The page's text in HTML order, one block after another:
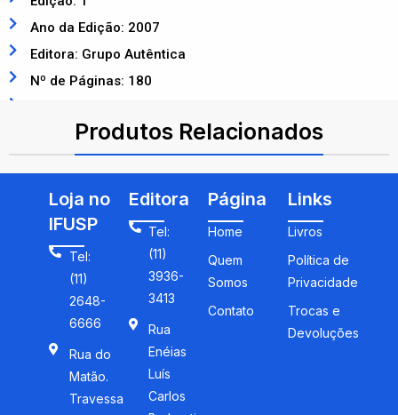
Ano da Edição: 2007
Editora: Grupo Autêntica
Nº de Páginas: 180
Produtos Relacionados
Loja no
IFUSP
Tel:
(11)
2648-
6666
Rua do
Matão.
Travessa
Editora
Tel:
(11)
3936-
3413
Rua
Enéias
Luís
Carlos
Página
Home
Quem
Somos
Contato
Links
Livros
Política de
Privacidade
Trocas e
Devoluções